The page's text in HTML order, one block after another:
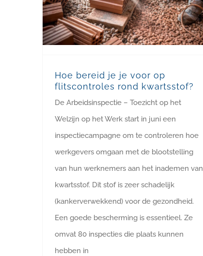
Hoe bereid je je voor op
flitscontroles rond kwartsstof?
De Arbeidsinspectie – Toezicht op het
Welzijn op het Werk start in juni een
inspectiecampagne om te controleren hoe
werkgevers omgaan met de blootstelling
van hun werknemers aan het inademen van
kwartsstof. Dit stof is zeer schadelijk
(kankerverwekkend) voor de gezondheid.
Een goede bescherming is essentieel. Ze
omvat 80 inspecties die plaats kunnen
hebben in